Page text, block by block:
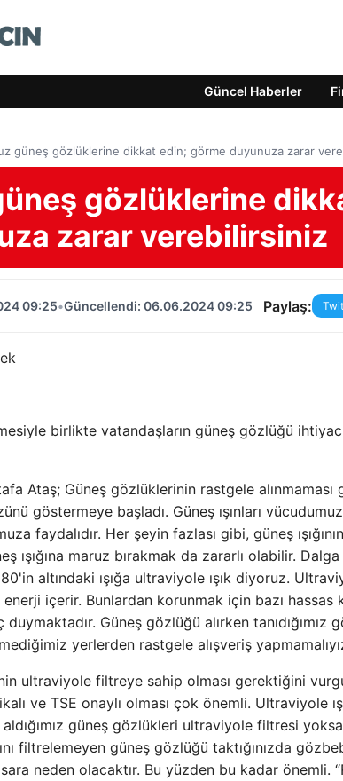
Güncel Haberler
güneş gözlüklerine dikkat edin; görme duyunuza zarar
gözlüklerine
zarar verebilirsiniz
09:25•Güncellendi: 06.06.2024 09:25 Paylaş:
birlikte vatandaşların güneş gözlüğü
Ataş; Güneş gözlüklerinin rastgele
göstermeye başladı. Güneş ışınları
faydalıdır. Her şeyin fazlası gibi, güneş
ışığına maruz bırakmak da zararlı olabilir.
altındaki ışığa ultraviyole ışık diyoruz.
enerji içerir. Bunlardan korunmak için bazı
Güneş gözlüğü alırken tanıdığımız
yerlerden rastgele alışveriş
ultraviyole filtreye sahip olması gerektiğini
ve TSE onaylı olması çok önemli. Ultraviyole
güneş gözlükleri ultraviyole filtresi
filtrelemeyen güneş gözlüğü taktığınızda
neden olacaktır. Bu yüzden bu kadar önemli.